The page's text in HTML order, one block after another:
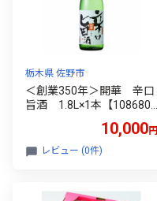
栃木県 佐野市
＜創業350年＞開華 辛口
旨酒 1.8L×1本【108680
10,000円
レビュー (0件)